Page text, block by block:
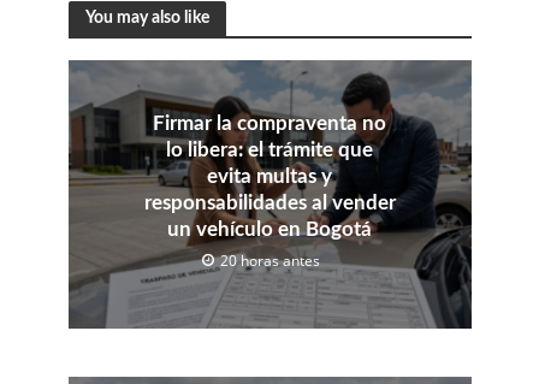
You may also like
Firmar la compraventa no
lo libera: el trámite que
evita multas y
responsabilidades al vender
un vehículo en Bogotá
20 horas antes